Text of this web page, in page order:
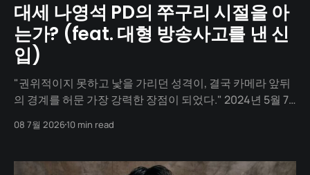
대세 나영석 PD의 쭈구리 시절을 아
는가? (feat. 대형 방송사고를 낸 신
입)
"권위적이지 못하고 낯을 가리던 성격이, 결국 카메라 앞뒤
의 경계를 허문 가장 강력한 장점이 되었다." 2024년 5월 7
이나 연출상 후보에 오르는 것이 당연한 자리입니다. 하지
명되어 무대에 오릅니다. 그는 다름 아닌 대한민국의 스타
08 7월 202610 min read